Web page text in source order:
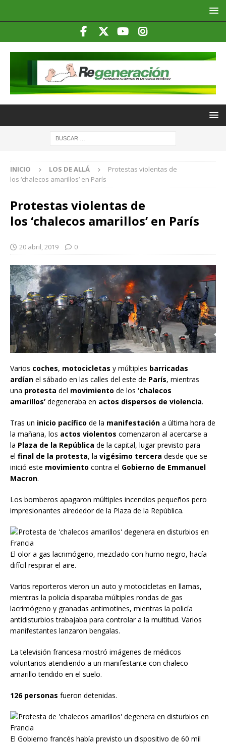
INICIO LOS DE ALLÁ
Protestas violentas de
los ‘chalecos amarillos’ en París
Protestas violentas de
los ‘chalecos amarillos’ en París
20 abril, 2019 0
Varios coches, motocicletas y múltiples barricadas
ardían el sábado en las calles del este de París, mientras
una protesta del movimiento de los ‘chalecos
amarillos’ degeneraba en actos dispersos de violencia.
Tras un inicio pacífico de la manifestación a última hora de
la mañana, los actos violentos comenzaron al acercarse a
la Plaza de la República de la capital, lugar previsto para
el final de la protesta, la vigésimo tercera desde que se
inició este movimiento contra el Gobierno de Emmanuel
Macron.
Los bomberos apagaron múltiples incendios pequeños pero
impresionantes alrededor de la Plaza de la República.
El olor a gas lacrimógeno, mezclado con humo negro, hacía
difícil respirar el aire.
Varios reporteros vieron un auto y motocicletas en llamas,
mientras la policía disparaba múltiples rondas de gas
lacrimógeno y granadas antimotines, mientras la policía
antidisturbios trabajaba para controlar a la multitud. Varios
manifestantes lanzaron bengalas.
La televisión francesa mostró imágenes de médicos
voluntarios atendiendo a un manifestante con chaleco
amarillo tendido en el suelo.
126 personas fueron detenidas.
El Gobierno francés había previsto un dispositivo de 60 mil